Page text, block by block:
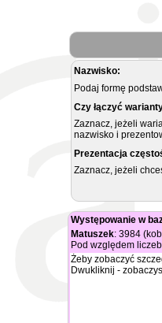
Nazwisko:
Podaj formę
Czy łączyć
Zaznacz, jeżeli
nazwisko i
Prezentacja
Zaznacz, jeżeli
Występowanie w
Matuszek: 3984
Pod względem
Żeby zobaczyć
Dwukliknij -